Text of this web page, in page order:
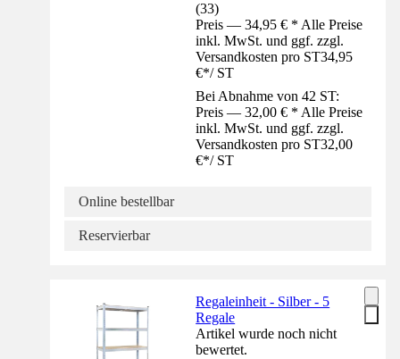
(33)
Preis — 34,95 € * Alle Preise
inkl. MwSt. und ggf. zzgl.
Versandkosten pro ST34,95
€*/ ST
Bei Abnahme von 42 ST:
Preis — 32,00 € * Alle Preise
inkl. MwSt. und ggf. zzgl.
Versandkosten pro ST32,00
€*/ ST
Online bestellbar
Reservierbar
Regaleinheit - Silber - 5
Regale
Artikel wurde noch nicht
bewertet.